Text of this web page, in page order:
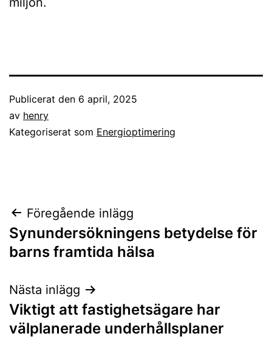
Publicerat den 6 april, 2025
av henry
Kategoriserat som Energioptimering
Inläggsnavigering
Föregående inlägg
Synundersökningens betydelse för
barns framtida hälsa
Nästa inlägg
Viktigt att fastighetsägare har
välplanerade underhållsplaner